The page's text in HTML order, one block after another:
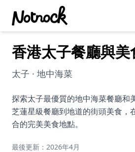
精選活動
博客文章
約會好去處
美食佳餚
香港太子餐廳與美
太子 · 地中海菜
探索太子最優質的地中海菜餐廳和
芝蓮星級餐廳到地道的街頭美食，
合的完美美食地點。
最後更新：2026年4月